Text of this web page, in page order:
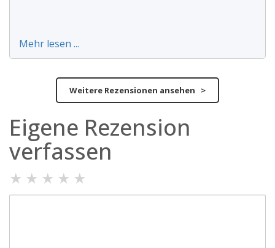
Mehr lesen ...
Weitere Rezensionen ansehen >
Eigene Rezension
verfassen
★ ★ ★ ★ ★